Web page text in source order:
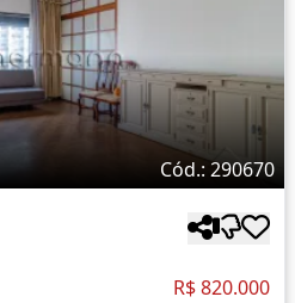
Cód.: 290670
R$ 820.000